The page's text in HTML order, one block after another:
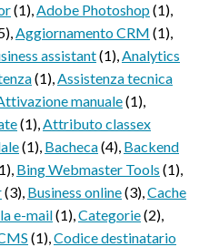
(1),Adobe Photoshop(1),
,Aggiornamento CRM (1),
assistant(1),Analytics
(1),Assistenza tecnica
manuale(1),
(1),Attributo classex
(1), Bacheca(4), Backend
, Bing Webmaster Tools (1),
(3), Business online(3),Cache
e-mail(1),Categorie(2),
(1),Codice destinatario